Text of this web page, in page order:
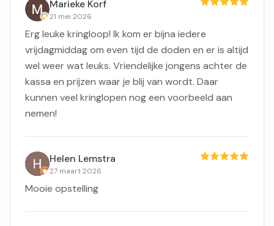
Marieke Korf
21 mei 2026
Erg leuke kringloop! Ik kom er bijna iedere
vrijdagmiddag om even tijd de doden en er is altijd
wel weer wat leuks. Vriendelijke jongens achter de
kassa en prijzen waar je blij van wordt. Daar
kunnen veel kringlopen nog een voorbeeld aan
nemen!
Helen Lemstra
27 maart 2026
Mooie opstelling